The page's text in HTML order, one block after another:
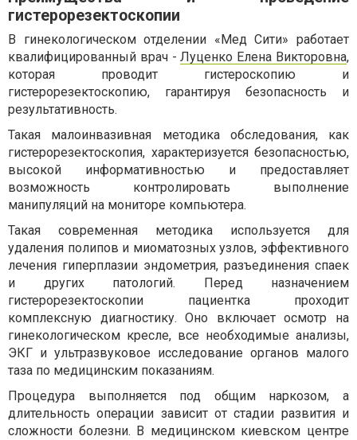
гистерорезектоскопии
В гинекологическом отделении «Мед Сити» работает
квалифицированный врач -Луценко Елена Викторовна,
которая проводит гистероскопию и
гистерорезектоскопию, гарантируя безопасность и
результативность.
Такая малоинвазивная методика обследования, как
гистерорезектоскопия, характеризуется безопасностью,
высокой информативностью и предоставляет
возможность контролировать выполнение
манипуляций на мониторе компьютера.
Такая современная методика используется для
удаления полипов и миоматозных узлов, эффективного
лечения гиперплазии эндометрия, разъединения спаек
и других патологий. Перед назначением
гистерорезектоскопии пациентка проходит
комплексную диагностику. Оно включает осмотр на
гинекологическом кресле, все необходимые анализы,
ЭКГ и ультразвуковое исследование органов малого
таза по медицинским показаниям.
Процедура выполняется под общим наркозом, а
длительность операции зависит от стадии развития и
сложности болезни. В медицинском киевском центре